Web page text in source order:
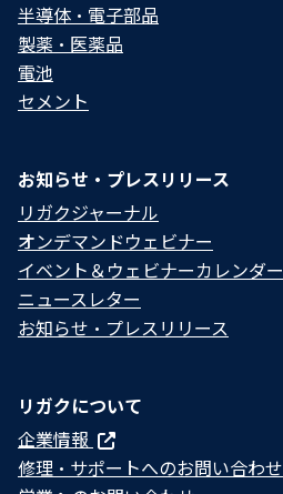
半導体・電子部品
製薬・医薬品
電池
セメント
お知らせ・プレスリリース
リガクジャーナル
オンデマンドウェビナー
イベント＆ウェビナーカレンダー
ニュースレター
お知らせ・プレスリリース
リガクについて
企業情報
修理・サポートへのお問い合わせ